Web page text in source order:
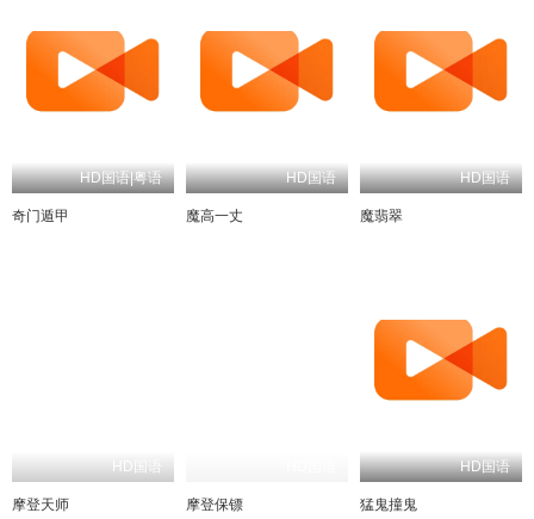
HD国语|粤语
奇门遁甲
HD国语
魔高一丈
HD国语
魔翡翠
HD国语
摩登天师 摩登保镖
HD国语
猛鬼撞鬼